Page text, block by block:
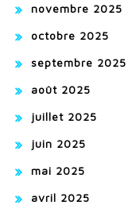
novembre 2025
octobre 2025
septembre 2025
août 2025
juillet 2025
juin 2025
mai 2025
avril 2025